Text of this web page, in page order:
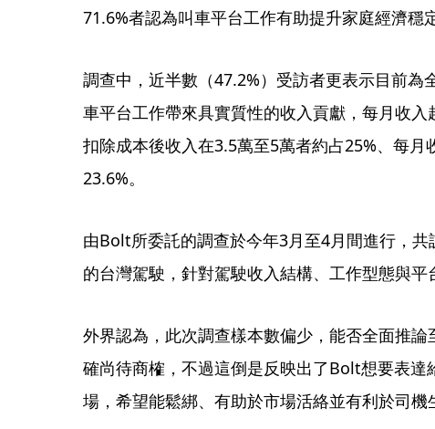
71.6%者認為叫車平台工作有助提升家庭經濟穩定
調查中，近半數（47.2%）受訪者更表示目前為
車平台工作帶來具實質性的收入貢獻，每月收入
扣除成本後收入在3.5萬至5萬者約占25%、每月
23.6%。
由Bolt所委託的調查於今年3月至4月間進行，
的台灣駕駛，針對駕駛收入結構、工作型態與平
外界認為，此次調查樣本數偏少，能否全面推
確尚待商榷，不過這倒是反映出了Bolt想要表達
場，希望能鬆綁、有助於市場活絡並有利於司機